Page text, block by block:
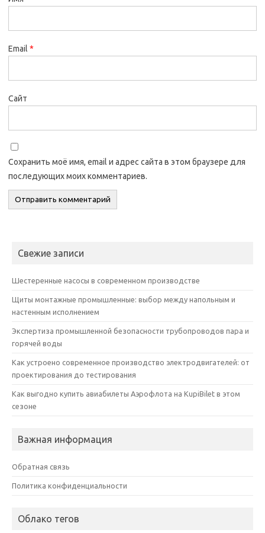
Email *
Сайт
Сохранить моё имя, email и адрес сайта в этом браузере для
последующих моих комментариев.
Свежие записи
Шестеренные насосы в современном производстве
Щиты монтажные промышленные: выбор между напольным и
настенным исполнением
Экспертиза промышленной безопасности трубопроводов пара и
горячей воды
Как устроено современное производство электродвигателей: от
проектирования до тестирования
Как выгодно купить авиабилеты Аэрофлота на KupiBilet в этом
сезоне
Важная информация
Обратная связь
Политика конфиденциальности
Облако тегов